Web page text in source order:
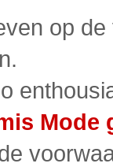
op
Mode